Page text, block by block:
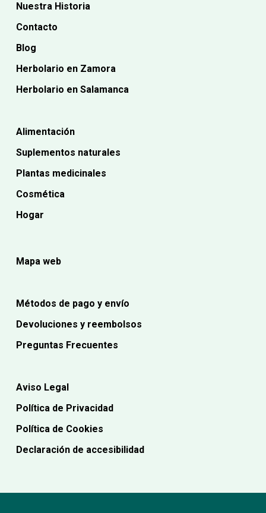
Nuestra Historia
Contacto
Blog
Herbolario en Zamora
Herbolario en Salamanca
Alimentación
Suplementos naturales
Plantas medicinales
Cosmética
Hogar
Mapa web
Métodos de pago y envío
Devoluciones y reembolsos
Preguntas Frecuentes
Aviso Legal
Política de Privacidad
Política de Cookies
Declaración de accesibilidad